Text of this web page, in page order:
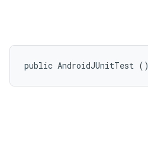
public AndroidJUnitTest ()